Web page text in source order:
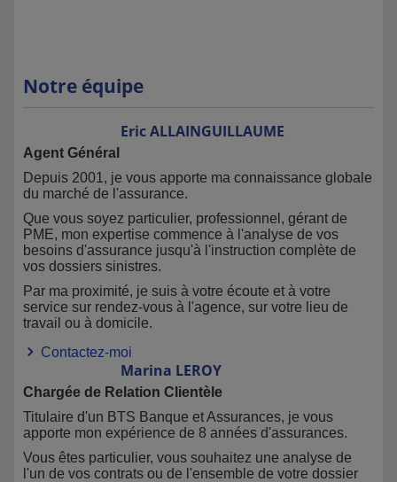
Notre équipe
EricALLAINGUILLAUME
Agent Général
Depuis 2001, je vous apporte ma connaissance globale
du marché de l'assurance.
Que vous soyez particulier, professionnel, gérant de
PME, mon expertise commence à l'analyse de vos
besoins d'assurance jusqu'à l'instruction complète de
vos dossiers sinistres.
Par ma proximité, je suis à votre écoute et à votre
service sur rendez-vous à l'agence, sur votre lieu de
travail ou à domicile.
Contactez-moi
Marina LEROY
Chargée de Relation Clientèle
Titulaire d'un BTS Banque et Assurances, je vous
apporte mon expérience de 8 années d'assurances.
Vous êtes particulier, vous souhaitez une analyse de
l'un de vos contrats ou de l'ensemble de votre dossier